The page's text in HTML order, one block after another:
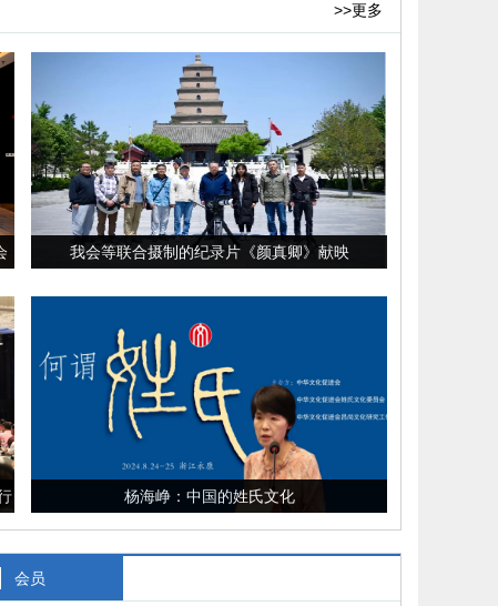
>>更多
我会等联合摄制的纪录片《颜真卿》献映
杨海峥：中国的姓氏文化
会员